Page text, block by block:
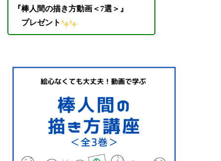
『棒人間の描き方動画＜7選＞』
プレゼント